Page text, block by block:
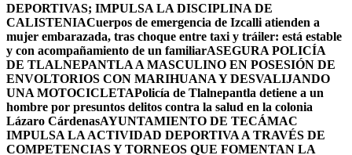
DEPORTIVAS; IMPULSA LA DISCIPLINA DE
CALISTENIACuerpos de emergencia de Izcalli atienden a
mujer embarazada, tras choque entre taxi y tráiler: está estable
y con acompañamiento de un familiarASEGURA POLICÍA
DE TLALNEPANTLA A MASCULINO EN POSESIÓN DE
ENVOLTORIOS CON MARIHUANA Y DESVALIJANDO
UNA MOTOCICLETAPolicía de Tlalnepantla detiene a un
hombre por presuntos delitos contra la salud en la colonia
Lázaro CárdenasAYUNTAMIENTO DE TECÁMAC
IMPULSA LA ACTIVIDAD DEPORTIVA A TRAVÉS DE
COMPETENCIAS Y TORNEOS QUE FOMENTAN LA